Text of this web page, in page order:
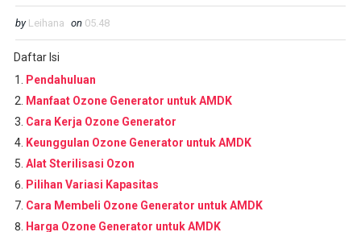
by Leihana on 05.48
Daftar Isi
Pendahuluan
Manfaat Ozone Generator untuk AMDK
Cara Kerja Ozone Generator
Keunggulan Ozone Generator untuk AMDK
Alat Sterilisasi Ozon
Pilihan Variasi Kapasitas
Cara Membeli Ozone Generator untuk AMDK
Harga Ozone Generator untuk AMDK